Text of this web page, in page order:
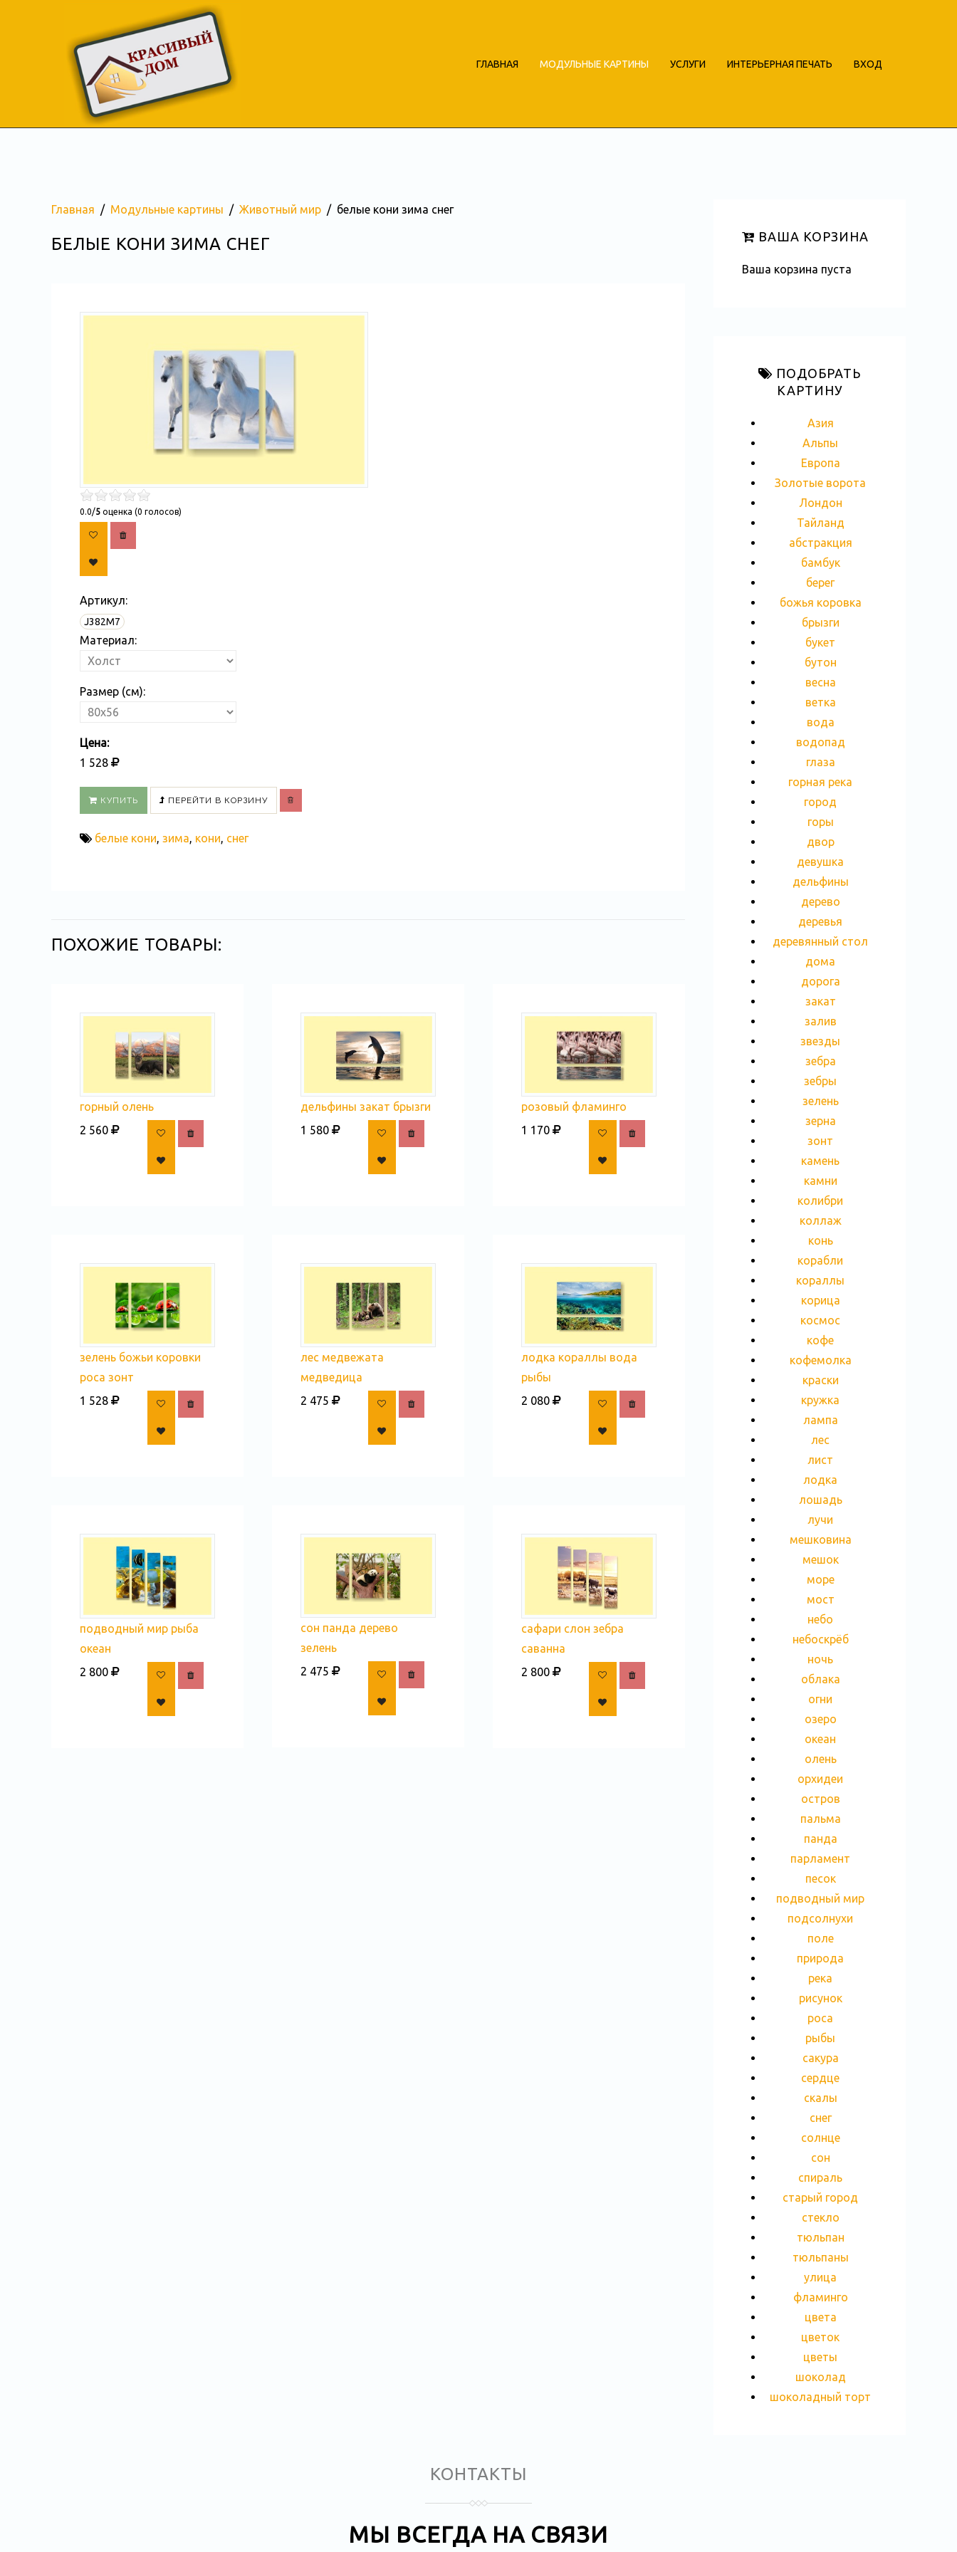
ГЛАВНАЯ МОДУЛЬНЫЕ КАРТИНЫ УСЛУГИ ИНТЕРЬЕРНАЯ ПЕЧАТЬ ВХОД
Главная Модульные картины Животный мир белые кони зима снег
БЕЛЫЕ КОНИ ЗИМА СНЕГ
0.0/5 оценка (0 голосов)
Артикул:
J382M7
Материал:
Размер (см):
Цена:
1 528
КУПИТЬ ПЕРЕЙТИ В КОРЗИНУ
белые кони, зима, кони, снег
ПОХОЖИЕ ТОВАРЫ:
горный олень
2 560
дельфины закат брызги
1 580
розовый фламинго
1 170
зелень божьи коровки
роса зонт
1 528
лес медвежата
медведица
2 475
лодка кораллы вода
рыбы
2 080
подводный мир рыба
океан
2 800
сон панда дерево
зелень
2 475
сафари слон зебра
саванна
2 800
ВАША КОРЗИНА
Ваша корзина пуста
ПОДОБРАТЬ
КАРТИНУ
Азия
Альпы
Европа
Золотые ворота
Лондон
Тайланд
абстракция
бамбук
берег
божья коровка
брызги
букет
бутон
весна
ветка
вода
водопад
глаза
горная река
город
горы
двор
девушка
дельфины
дерево
деревья
деревянный стол
дома
дорога
закат
залив
звезды
зебра
зебры
зелень
зерна
зонт
камень
камни
колибри
коллаж
конь
корабли
кораллы
корица
космос
кофе
кофемолка
краски
кружка
лампа
лес
лист
лодка
лошадь
лучи
мешковина
мешок
море
мост
небо
небоскрёб
ночь
облака
огни
озеро
океан
олень
орхидеи
остров
пальма
панда
парламент
песок
подводный мир
подсолнухи
поле
природа
река
рисунок
роса
рыбы
сакура
сердце
скалы
снег
солнце
сон
спираль
старый город
стекло
тюльпан
тюльпаны
улица
фламинго
цвета
цветок
цветы
шоколад
шоколадный торт
КОНТАКТЫ
МЫ ВСЕГДА НА СВЯЗИ